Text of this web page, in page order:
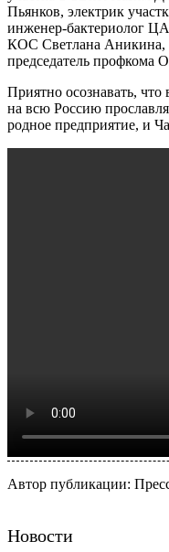
Пьянков, электрик
инженер-бактериолог
КОС Светлана Аникина,
председатель профкома
Приятно осознавать,
на всю Россию
родное предприятие, и
Автор публикации:
Новости